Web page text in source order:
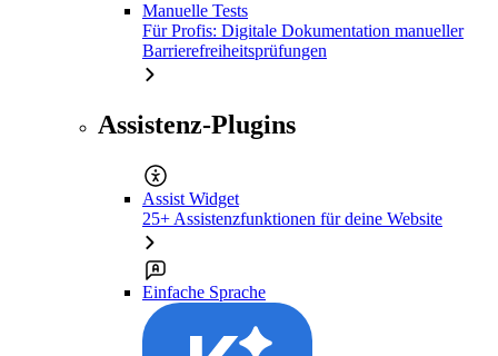
Manuelle Tests
Für Profis: Digitale Dokumentation manueller
Barrierefreiheitsprüfungen
Assistenz-Plugins
Assist Widget
25+ Assistenzfunktionen für deine Website
Einfache Sprache